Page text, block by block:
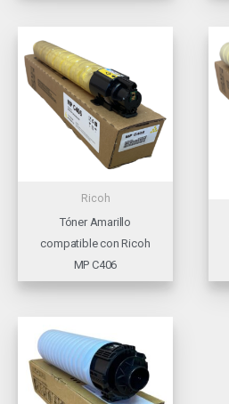
Ricoh
Tóner Amarillo
compatible con Ricoh
MP C406